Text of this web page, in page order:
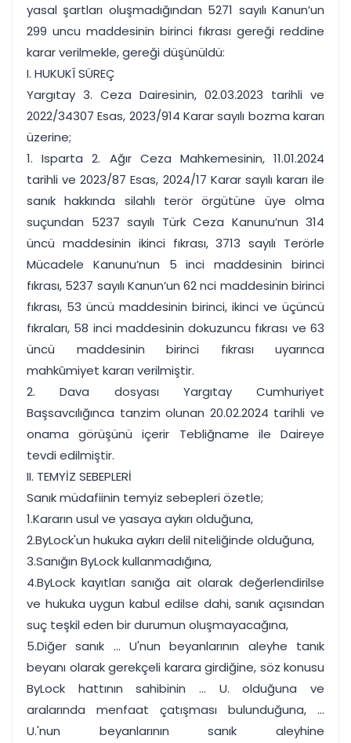
yasal şartları oluşmadığından 5271 sayılı Kanun’un
299 uncu maddesinin birinci fıkrası gereği reddine
karar verilmekle, gereği düşünüldü:
I. HUKUKÎ SÜREÇ
Yargıtay 3. Ceza Dairesinin, 02.03.2023 tarihli ve
2022/34307 Esas, 2023/914 Karar sayılı bozma kararı
üzerine;
1. Isparta 2. Ağır Ceza Mahkemesinin, 11.01.2024
tarihli ve 2023/87 Esas, 2024/17 Karar sayılı kararı ile
sanık hakkında silahlı terör örgütüne üye olma
suçundan 5237 sayılı Türk Ceza Kanunu’nun 314
üncü maddesinin ikinci fıkrası, 3713 sayılı Terörle
Mücadele Kanunu’nun 5 inci maddesinin birinci
fıkrası, 5237 sayılı Kanun’un 62 nci maddesinin birinci
fıkrası, 53 üncü maddesinin birinci, ikinci ve üçüncü
fıkraları, 58 inci maddesinin dokuzuncu fıkrası ve 63
üncü maddesinin birinci fıkrası uyarınca
mahkûmiyet kararı verilmiştir.
2. Dava dosyası Yargıtay Cumhuriyet
Başsavcılığınca tanzim olunan 20.02.2024 tarihli ve
onama görüşünü içerir Tebliğname ile Daireye
tevdi edilmiştir.
II. TEMYİZ SEBEPLERİ
Sanık müdafiinin temyiz sebepleri özetle;
1.Kararın usul ve yasaya aykırı olduğuna,
2.ByLock'un hukuka aykırı delil niteliğinde olduğuna,
3.Sanığın ByLock kullanmadığına,
4.ByLock kayıtları sanığa ait olarak değerlendirilse
ve hukuka uygun kabul edilse dahi, sanık açısından
suç teşkil eden bir durumun oluşmayacağına,
5.Diğer sanık ... U'nun beyanlarının aleyhe tanık
beyanı olarak gerekçeli karara girdiğine, söz konusu
ByLock hattının sahibinin ... U. olduğuna ve
aralarında menfaat çatışması bulunduğuna, ...
U.'nun beyanlarının sanık aleyhine